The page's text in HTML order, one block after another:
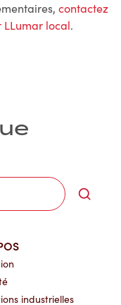
contactez
local.
industrielles